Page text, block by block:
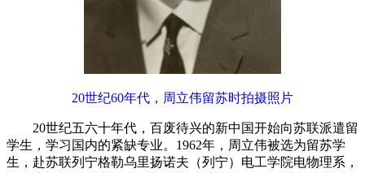
20世纪60年代，周立伟留苏时拍摄照片
20世纪五六十年代，百废待兴的新中国开始向苏联派遣留
学生，学习国内的紧缺专业。1962年，周立伟被选为留苏学
生，赴苏联列宁格勒乌里扬诺夫（列宁）电工学院电物理系，